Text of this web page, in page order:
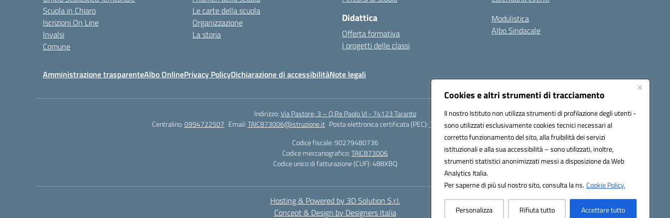
Cookies e altri strumenti di tracciamento
Il nostro Istituto non utilizza strumenti di profilazione degli utenti -
sono utilizzati esclusivamente cookies tecnici necessari al
corretto funzionamento del sito, alla fruibilità dei servizi
istituzionali e alla sua accessibilità – sono utilizzati, inoltre,
strumenti statistici anonimizzati messi a disposizione da Web
Analytics Italia.
Per saperne di più sul nostro sito, consulta la ns.Cookie Policy.
Personalizza Rifiuta tutto Accettare tutto
Scuola in Chiaro
Iscrizioni On Line
Invalsi
Comune
Le carte della scuola
Organizzazione
La storia
Didattica
Offerta formativa
I progetti delle classi
Modulistica
Albo Sindacale
Amministrazione trasparenteAlbo OnlinePrivacy PolicyDichiarazione di accessibilitàNote legali
Indirizzo:Via Pastore, 3 – Q.Re Paolo VI - 74123 Taranto
Centralino:0994722507 Email:TAIC873006@istruzione.it Posta elettronica certificata (PEC):TAIC873006@pec.istruzione.it
Codice fiscale: 90279480736
Codice meccanografico:TAIC873006
Codice unico di fatturazione (CUF): 488XBQ
Hosting & Powered by 3D Solution S.r.l.
Concept & Design by Designers Italia